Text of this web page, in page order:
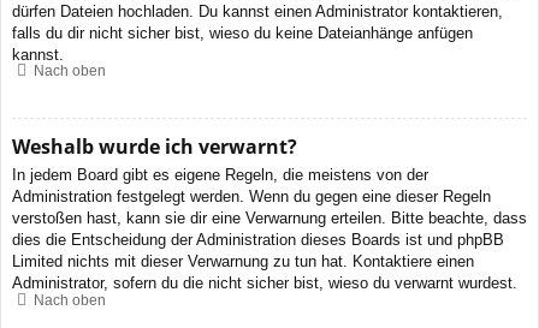
dürfen Dateien hochladen. Du kannst einen Administrator kontaktieren,
falls du dir nicht sicher bist, wieso du keine Dateianhänge anfügen
kannst.
Nach oben
Weshalb wurde ich verwarnt?
In jedem Board gibt es eigene Regeln, die meistens von der
Administration festgelegt werden. Wenn du gegen eine dieser Regeln
verstoßen hast, kann sie dir eine Verwarnung erteilen. Bitte beachte, dass
dies die Entscheidung der Administration dieses Boards ist und phpBB
Limited nichts mit dieser Verwarnung zu tun hat. Kontaktiere einen
Administrator, sofern du die nicht sicher bist, wieso du verwarnt wurdest.
Nach oben